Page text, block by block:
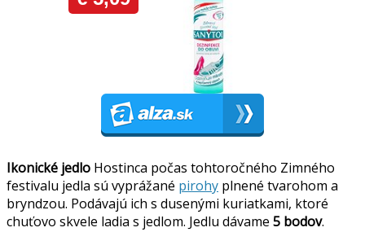
Ikonické jedlo Hostinca počas tohtoročného Zimného
festivalu jedla sú vyprážané pirohy plnené tvarohom a
bryndzou. Podávajú ich s dusenými kuriatkami, ktoré
chuťovo skvele ladia s jedlom. Jedlu dávame 5 bodov.